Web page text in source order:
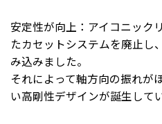
安定性が向上：アイコニック
たカセットシステムを廃止し
み込みました。
それによって軸方向の振れが
い高剛性デザインが誕生してい